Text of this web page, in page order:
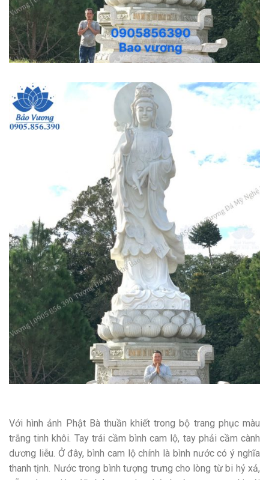
Với hình ảnh Phật Bà thuần khiết trong bộ trang phục màu
trắng tinh khôi. Tay trái cầm bình cam lộ, tay phải cầm cành
dương liễu. Ở đây, bình cam lộ chính là bình nước có ý nghĩa
thanh tịnh. Nước trong bình tượng trưng cho lòng từ bi hỷ xả,